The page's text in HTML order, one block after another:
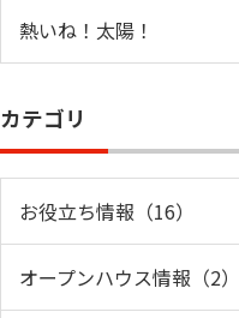
熱いね！太陽！
カテゴリ
お役立ち情報（16）
オープンハウス情報（2）